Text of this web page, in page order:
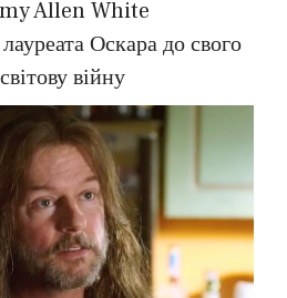
Allen White
Оскара до свого
війну